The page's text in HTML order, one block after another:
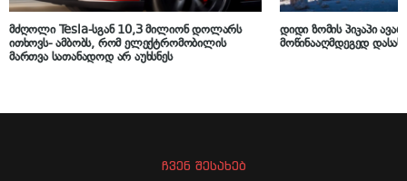
მძღოლი Tesla-სგან 10,3 მილიონ დოლარს
ითხოვს- ამბობს, რომ ელექტრომობილის
მართვა სათანადოდ არ აუხსნეს
დიდი ზომის პიკაპი
მოწინააღმდეგედ
ჩვენ შესახებ